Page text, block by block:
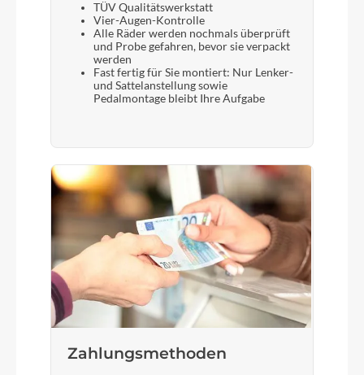
TÜV Qualitätswerkstatt
Vier-Augen-Kontrolle
Alle Räder werden nochmals überprüft
und Probe gefahren, bevor sie verpackt
werden
Fast fertig für Sie montiert: Nur Lenker-
und Sattelanstellung sowie
Pedalmontage bleibt Ihre Aufgabe
Zahlungsmethoden